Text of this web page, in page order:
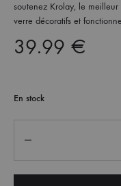
soutenez Krolay, le meilleur
verre décoratifs et
39.99 €
En stock